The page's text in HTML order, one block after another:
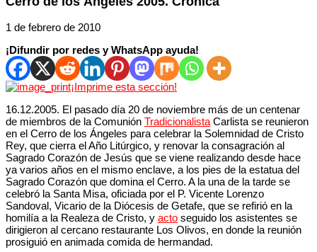
1 de febrero de 2010
¡Difundir por redes y WhatsApp ayuda!
¡Imprime esta sección!
16.12.2005. El pasado día 20 de noviembre más de un centenar
de miembros de la Comunión Tradicionalista Carlista se reunieron
en el Cerro de los Ángeles para celebrar la Solemnidad de Cristo
Rey, que cierra el Año Litúrgico, y renovar la consagración al
Sagrado Corazón de Jesús que se viene realizando desde hace
ya varios años en el mismo enclave, a los pies de la estatua del
Sagrado Corazón que domina el Cerro. A la una de la tarde se
celebró la Santa Misa, oficiada por el P. Vicente Lorenzo
Sandoval, Vicario de la Diócesis de Getafe, que se refirió en la
homilía a la Realeza de Cristo, y acto seguido los asistentes se
dirigieron al cercano restaurante Los Olivos, en donde la reunión
prosiguió en animada comida de hermandad.